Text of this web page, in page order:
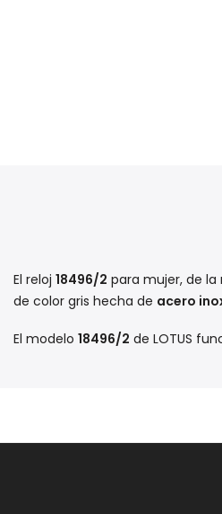
El reloj 18496/2 para mujer, de la
de color gris hecha de acero
El modelo 18496/2 de LOTUS